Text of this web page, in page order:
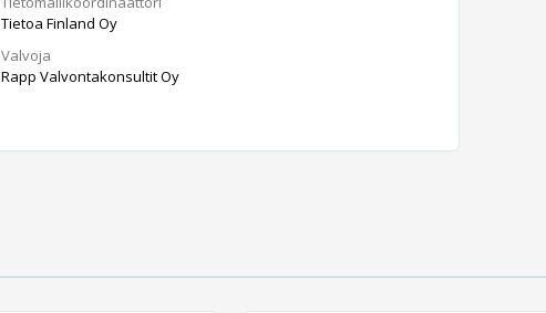
Tietoa Finland Oy
Valvoja
Rapp Valvontakonsultit Oy